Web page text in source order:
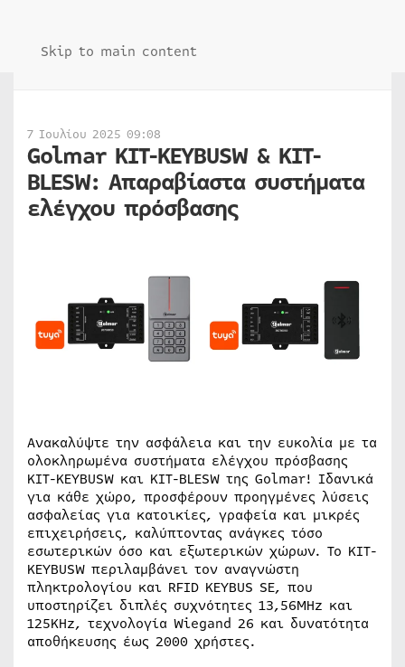
Skip to main content
7 Ιουλίου 2025 09:08
Golmar KIT-KEYBUSW & KIT-
BLESW: Απαραβίαστα συστήματα
ελέγχου πρόσβασης
Ανακαλύψτε την ασφάλεια και την ευκολία με τα
ολοκληρωμένα συστήματα ελέγχου πρόσβασης
KIT-KEYBUSW και KIT-BLESW της Golmar! Ιδανικά
για κάθε χώρο, προσφέρουν προηγμένες λύσεις
ασφαλείας για κατοικίες, γραφεία και μικρές
επιχειρήσεις, καλύπτοντας ανάγκες τόσο
εσωτερικών όσο και εξωτερικών χώρων. Το KIT-
KEYBUSW περιλαμβάνει τον αναγνώστη
πληκτρολογίου και RFID KEYBUS SE, που
υποστηρίζει διπλές συχνότητες 13,56MHz και
125KHz, τεχνολογία Wiegand 26 και δυνατότητα
αποθήκευσης έως 2000 χρήστες.